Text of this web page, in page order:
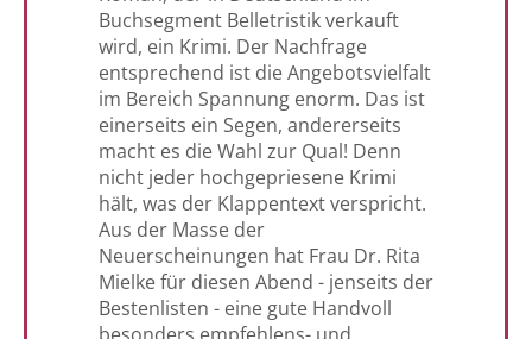
Buchsegment Belletristik verkauft
wird, ein Krimi. Der Nachfrage
entsprechend ist die Angebotsvielfalt
im Bereich Spannung enorm. Das ist
einerseits ein Segen, andererseits
macht es die Wahl zur Qual! Denn
nicht jeder hochgepriesene Krimi
hält, was der Klappentext verspricht.
Aus der Masse der
Neuerscheinungen hat Frau Dr. Rita
Mielke für diesen Abend - jenseits der
Bestenlisten - eine gute Handvoll